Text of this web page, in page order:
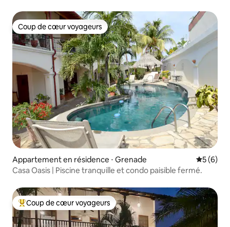
Coup de cœur voyageurs
Coup de cœur voyageurs
Appartement en résidence ⋅ Grenade
5 (6)
Casa Oasis | Piscine tranquille et condo paisible fermé.
Coups de cœur voyageurs les plus appréciés
Coup de cœur voyageurs